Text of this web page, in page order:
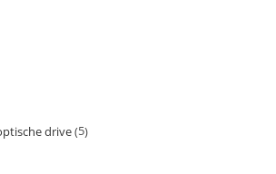
drive 5